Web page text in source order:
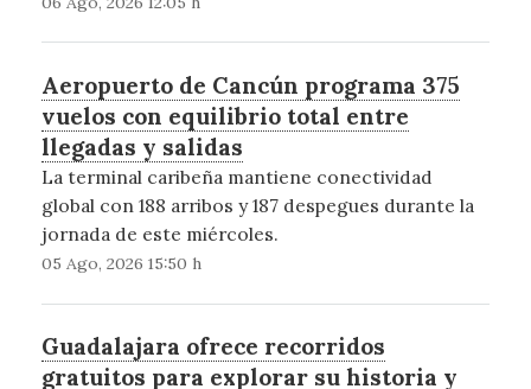
Aeropuerto de Cancún programa 375
vuelos con equilibrio total entre
llegadas y salidas
La terminal caribeña mantiene conectividad
global con 188 arribos y 187 despegues durante la
jornada de este miércoles.
05 Ago, 2026 15:50 h
Guadalajara ofrece recorridos
gratuitos para explorar su historia y